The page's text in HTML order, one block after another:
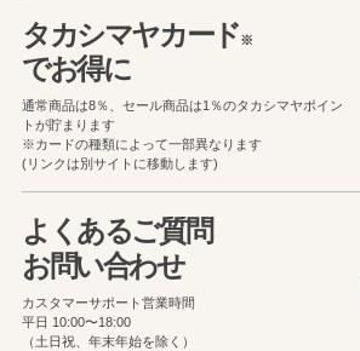
タカシマヤカード※
でお得に
通常商品は8％、セール商品は1％のタカシマヤポイン
トが貯まります
※カードの種類によって一部異なります
(リンクは別サイトに移動します)
よくあるご質問
お問い合わせ
カスタマーサポート営業時間
平日 10:00〜18:00
（土日祝、年末年始を除く）